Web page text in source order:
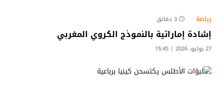
رياضة 3 دقائق
إشادة إماراتية بالنموذج الكروي المغربي
27 يوليو، 2026 | 15:45